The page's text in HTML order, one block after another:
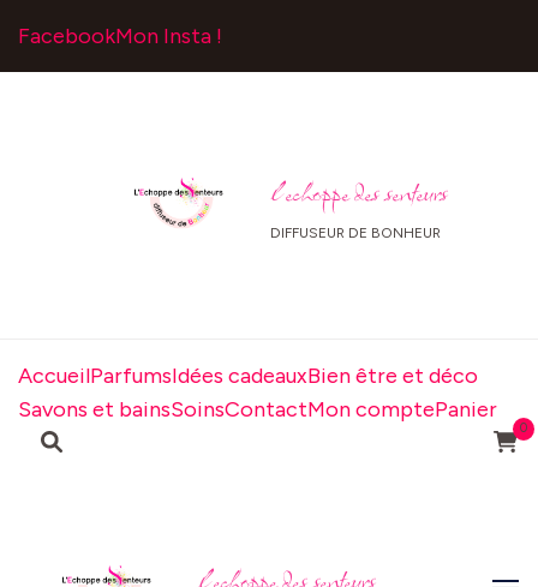
FacebookMon Insta !
l echoppe des senteurs
DIFFUSEUR DE BONHEUR
AccueilParfumsIdées cadeauxBien être et déco
Savons et bainsSoinsContactMon comptePanier
0